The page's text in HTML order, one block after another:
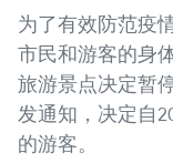
为了有效防范疫
市民和游客的身
旅游景点决定暂
发通知，决定自
的游客。